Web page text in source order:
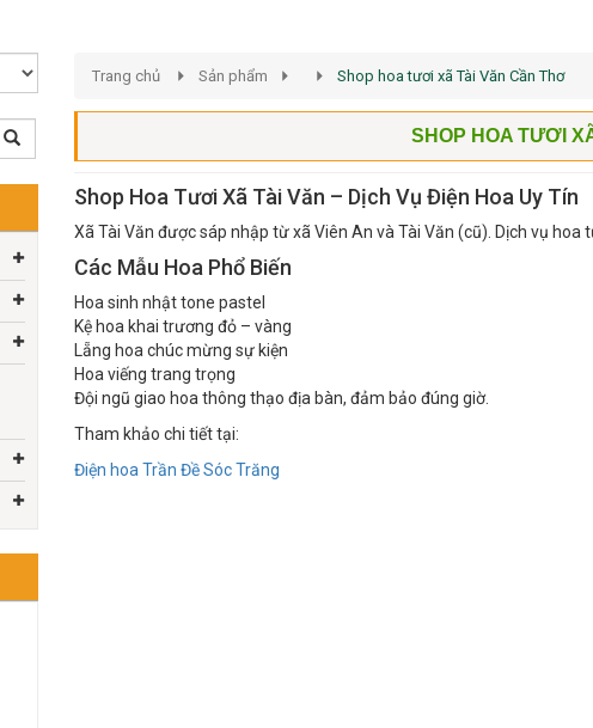
Trang chủ Sản phẩm Shop hoa tươi xã Tài Văn Cần Thơ
SHOP HOA TƯƠI
Shop Hoa Tươi Xã Tài Văn – Dịch Vụ Điện Hoa Uy Tín
Xã Tài Văn được sáp nhập từ xã Viên An và Tài Văn (cũ). Dịch vụ
Các Mẫu Hoa Phổ Biến
Hoa sinh nhật tone pastel
Kệ hoa khai trương đỏ – vàng
Lẵng hoa chúc mừng sự kiện
Hoa viếng trang trọng
Đội ngũ giao hoa thông thạo địa bàn, đảm bảo đúng giờ.
Tham khảo chi tiết tại:
Điện hoa Trần Đề Sóc Trăng